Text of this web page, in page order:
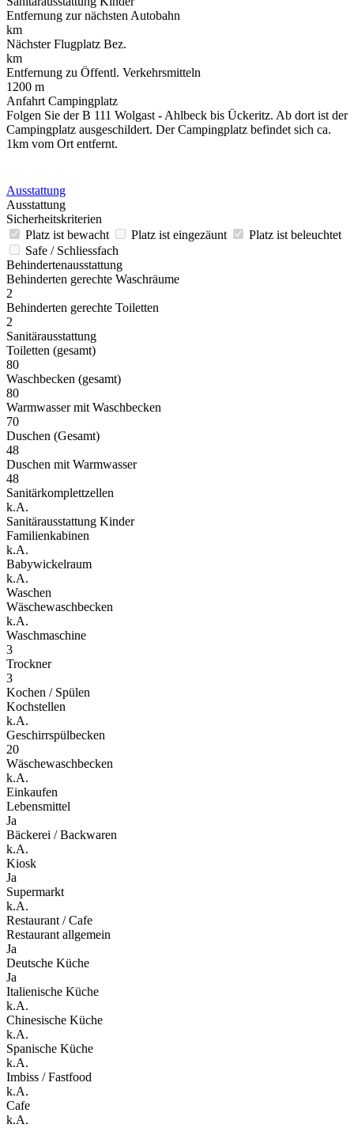
Entfernung zur nächsten Autobahn
km
Nächster Flugplatz Bez.
km
Entfernung zu Öffentl. Verkehrsmitteln
1200 m
Anfahrt Campingplatz
Folgen Sie der B 111 Wolgast - Ahlbeck bis Ückeritz. Ab dort ist der
Campingplatz ausgeschildert. Der Campingplatz befindet sich ca.
1km vom Ort entfernt.
Ausstattung
Ausstattung
Sicherheitskriterien
Platz ist bewacht
Platz ist eingezäunt
Platz ist beleuchtet
Safe / Schliessfach
Behindertenausstattung
Behinderten gerechte Waschräume
2
Behinderten gerechte Toiletten
2
Sanitärausstattung
Toiletten (gesamt)
80
Waschbecken (gesamt)
80
Warmwasser mit Waschbecken
70
Duschen (Gesamt)
48
Duschen mit Warmwasser
48
Sanitärkomplettzellen
k.A.
Sanitärausstattung Kinder
Familienkabinen
k.A.
Babywickelraum
k.A.
Waschen
Wäschewaschbecken
k.A.
Waschmaschine
3
Trockner
3
Kochen / Spülen
Kochstellen
k.A.
Geschirrspülbecken
20
Wäschewaschbecken
k.A.
Einkaufen
Lebensmittel
Ja
Bäckerei / Backwaren
k.A.
Kiosk
Ja
Supermarkt
k.A.
Restaurant / Cafe
Restaurant allgemein
Ja
Deutsche Küche
Ja
Italienische Küche
k.A.
Chinesische Küche
k.A.
Spanische Küche
k.A.
Imbiss / Fastfood
k.A.
Cafe
k.A.